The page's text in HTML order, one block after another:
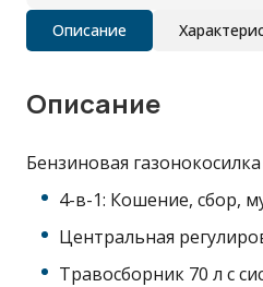
Описание
Описание
Бензиновая
4-в-1: Кошение, сбор,
Центральная
Травосборник 70 л с